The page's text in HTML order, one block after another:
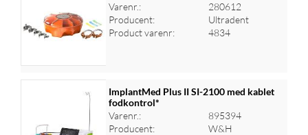
Log ind for at se priser
Varenr.:
280612
Producent:
Ultradent
Product varenr:
4834
Log ind for at se priser
ImplantMed Plus II SI-2100 med kablet
fodkontrol*
Varenr.:
895394
Producent:
W&H